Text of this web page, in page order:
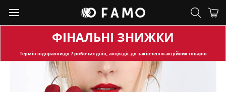
ФІНАЛЬНІ ЗНИЖКИ
Термін відправкидо 7 робочих днів, акція діє до закінчення акційних товарів